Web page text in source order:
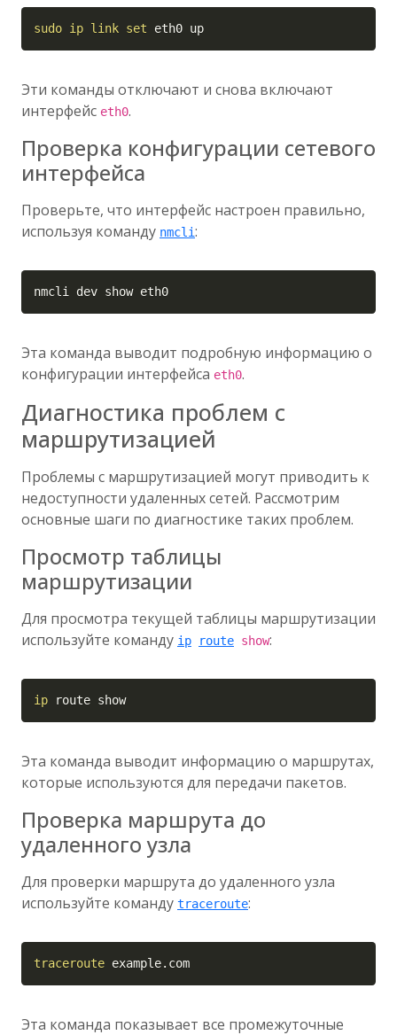
sudo ip link set eth0 up
Эти команды отключают и снова включают
интерфейс eth0.
Проверка конфигурации сетевого
интерфейса
Проверьте, что интерфейс настроен правильно,
используя команду nmcli:
nmcli dev show eth0
Эта команда выводит подробную информацию о
конфигурации интерфейса eth0.
Диагностика проблем с
маршрутизацией
Проблемы с маршрутизацией могут приводить к
недоступности удаленных сетей. Рассмотрим
основные шаги по диагностике таких проблем.
Просмотр таблицы
маршрутизации
Для просмотра текущей таблицы маршрутизации
используйте команду ip route show:
ip route show
Эта команда выводит информацию о маршрутах,
которые используются для передачи пакетов.
Проверка маршрута до
удаленного узла
Для проверки маршрута до удаленного узла
используйте команду traceroute:
traceroute example.com
Эта команда показывает все промежуточные